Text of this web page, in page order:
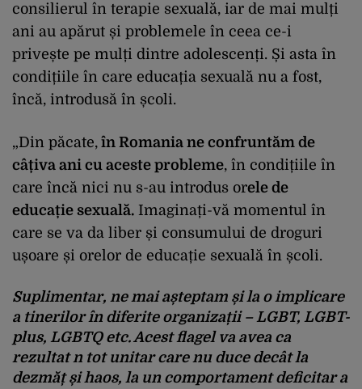
consilierul în terapie sexuală, iar de mai mulți
ani au apărut și problemele în ceea ce-i
privește pe mulți dintre adolescenți. Și asta în
condițiile în care educația sexuală nu a fost,
încă, introdusă în școli.
„Din păcate, în Romania ne confruntăm de
câțiva ani cu aceste probleme, în condițiile în
care încă nici nu s-au introdus orele de
educație sexuală. Imaginați-vă momentul în
care se va da liber și consumului de droguri
ușoare și orelor de educație sexuală în școli.
Suplimentar, ne mai așteptam și la o implicare
a tinerilor în diferite organizații – LGBT, LGBT-
plus, LGBTQ etc. Acest flagel va avea ca
rezultat n tot unitar care nu duce decât la
dezmăț și haos, la un comportament deficitar a